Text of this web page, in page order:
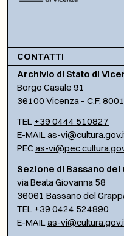
CONTATTI
Archivio di Stato di
Borgo Casale 91
36100 Vicenza – C.F.
TEL +39 0444 510827
E-MAILas-
PECas-
Sezione di Bassano del
via Beata Giovanna 58
36061 Bassano del
TEL +39 0424 524890
E-MAILas-